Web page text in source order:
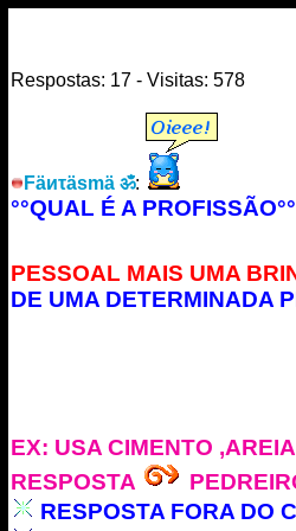
Respostas: 17 - Visitas: 578
Fäиτäsmä ॐ:
°°QUAL É A PROFISSÃO°°
PESSOAL MAIS UMA
DE UMA DETERMINADA
EX: USA CIMENTO
RESPOSTA
RESPOSTA FORA DO